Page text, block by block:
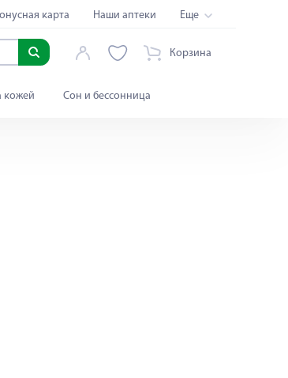
карта Наши аптеки Еще
Корзина
кожей Сон и бессонница